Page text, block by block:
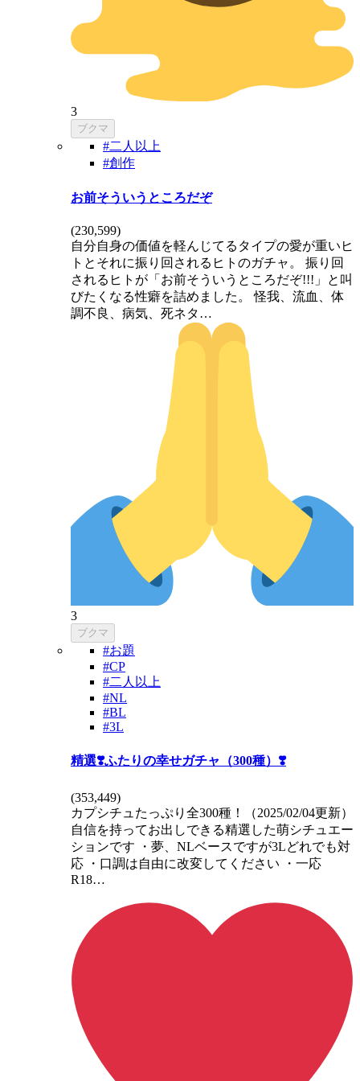
3
ブクマ
#二人以上
#創作
お前そういうところだぞ
(230,599)
自分自身の価値を軽んじてるタイプの愛が重いヒ
トとそれに振り回されるヒトのガチャ。 振り回
されるヒトが「お前そういうところだぞ!!!」と叫
びたくなる性癖を詰めました。 怪我、流血、体
調不良、病気、死ネタ…
3
ブクマ
#お題
#CP
#二人以上
#NL
#BL
#3L
精選❣️ふたりの幸せガチャ（300種）❣️
(353,449)
カプシチュたっぷり全300種！（2025/02/04更新）
自信を持ってお出しできる精選した萌シチュエー
ションです ・夢、NLベースですが3Lどれでも対
応 ・口調は自由に改変してください ・一応
R18…